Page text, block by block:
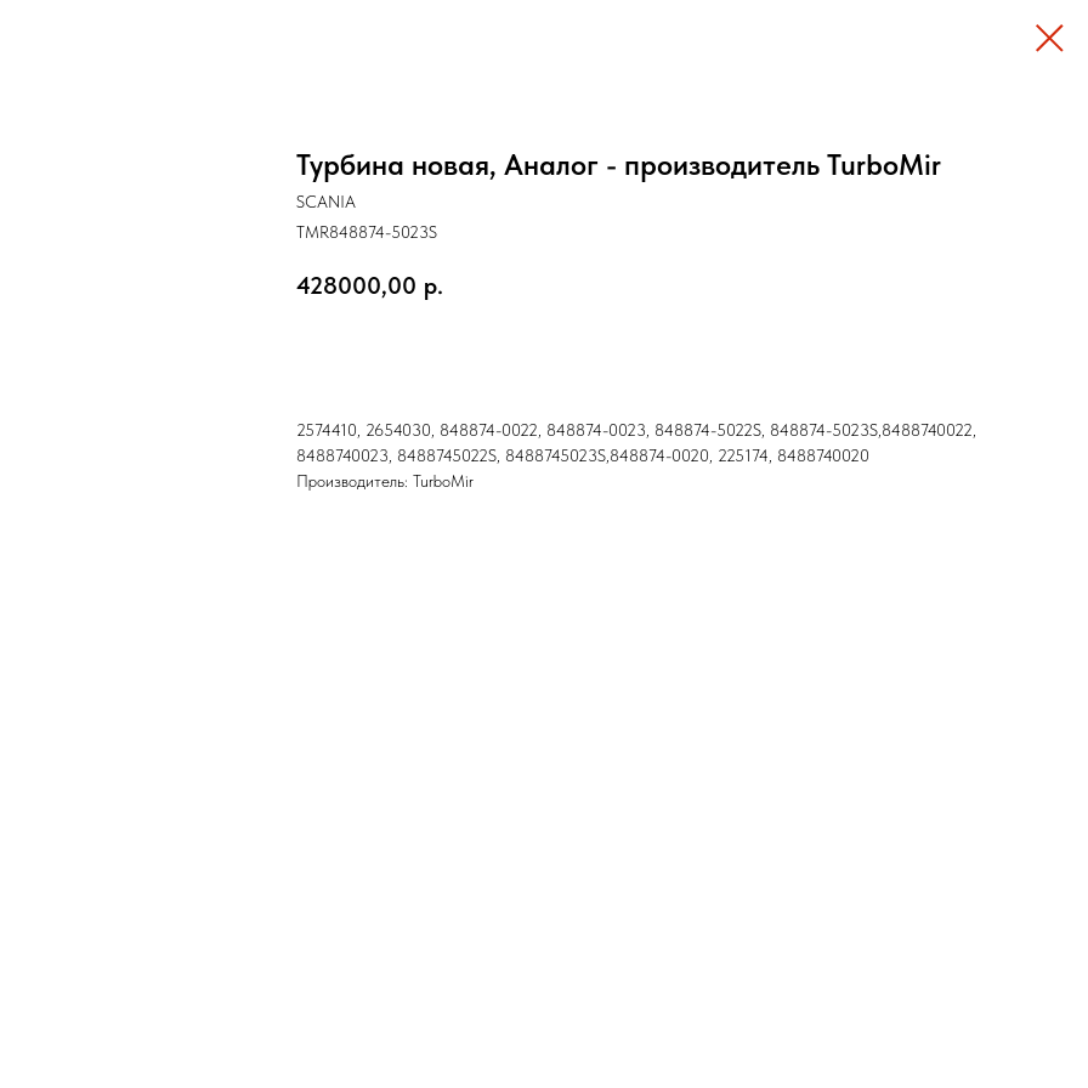
Турбина новая, Аналог - производитель TurboMir
SCANIA
TMR848874-5023S
428000,00 р.
2574410, 2654030, 848874-0022, 848874-0023, 848874-5022S, 848874-5023S,8488740022,
8488740023, 8488745022S, 8488745023S,848874-0020, 225174, 8488740020
Производитель: TurboMir